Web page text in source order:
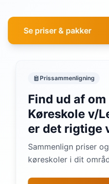
Se priser & pakker
Prissammenligning
Find ud af
Køreskole v/
er det rigtige
Sammenlign priser
køreskoler i dit